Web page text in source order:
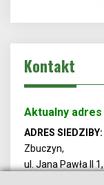
Kontakt
Aktualny adres
ADRES SIEDZIBY:
Zbuczyn,
ul. Jana Pawła II 1,